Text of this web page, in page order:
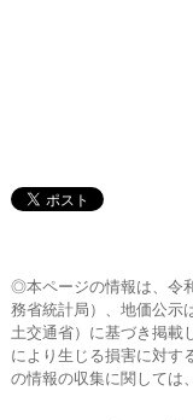
◎本ページの情報は、令
務省統計局）、地価公示
土交通省）に基づき掲載
により生じる損害に対す
の情報の収集に関しては